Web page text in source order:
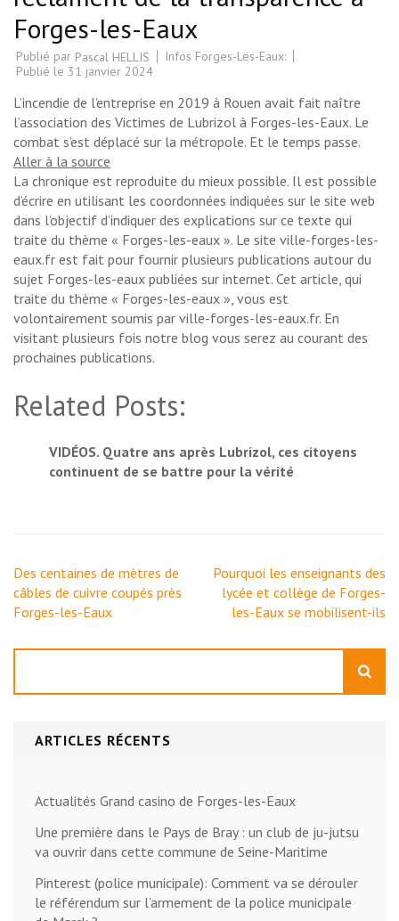
Forges-les-Eaux
Publié par Pascal HELLIS
Infos Forges-Les-Eaux:
Publié le 31 janvier 2024
L’incendie de l’entreprise en 2019 à Rouen avait fait naître
l’association des Victimes de Lubrizol à Forges-les-Eaux. Le
combat s’est déplacé sur la métropole. Et le temps passe.
Aller à la source
La chronique est reproduite du mieux possible. Il est possible
d’écrire en utilisant les coordonnées indiquées sur le site web
dans l’objectif d’indiquer des explications sur ce texte qui
traite du thème « Forges-les-eaux ». Le site ville-forges-les-
eaux.fr est fait pour fournir plusieurs publications autour du
sujet Forges-les-eaux publiées sur internet. Cet article, qui
traite du thème « Forges-les-eaux », vous est
volontairement soumis par ville-forges-les-eaux.fr. En
visitant plusieurs fois notre blog vous serez au courant des
prochaines publications.
Related Posts:
VIDÉOS. Quatre ans après Lubrizol, ces citoyens
continuent de se battre pour la vérité
Navigation
de
l’article
Des centaines de mètres de
câbles de cuivre coupés près
Forges-les-Eaux
Pourquoi les enseignants des
lycée et collège de Forges-
les-Eaux se mobilisent-ils
ARTICLES RÉCENTS
Actualités Grand casino de Forges-les-Eaux
Une première dans le Pays de Bray : un club de ju-jutsu
va ouvrir dans cette commune de Seine-Maritime
Pinterest (police municipale): Comment va se dérouler
le référendum sur l’armement de la police municipale